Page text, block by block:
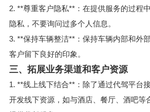
2. **尊重客户隐私**：在提供服务的过程
隐私，不要询问过多个人信息。
3. **保持车辆整洁**：保持车辆内部和外
客户留下良好的印象。
三、拓展业务渠道和客户资源
1. **线上线下结合**：除了通过代驾平台
开发线下资源，如与酒店、餐厅、酒吧等